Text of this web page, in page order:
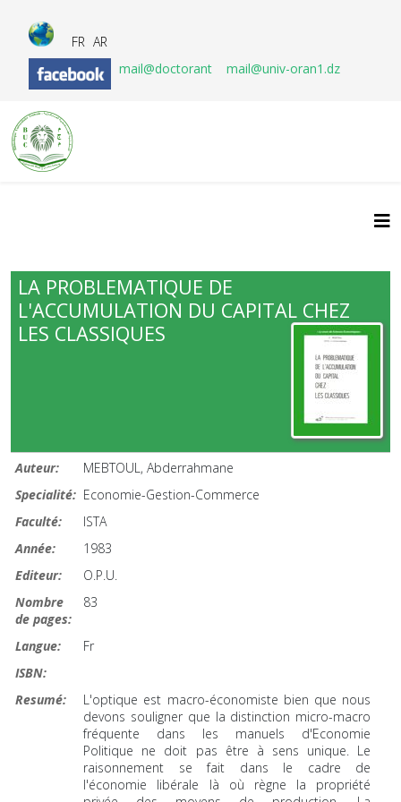
FR AR
mail@doctorant
mail@univ-oran1.dz
LA PROBLEMATIQUE DE
L'ACCUMULATION DU CAPITAL CHEZ
LES CLASSIQUES
Auteur:
MEBTOUL, Abderrahmane
Specialité: Economie-Gestion-Commerce
Faculté:
ISTA
Année:
1983
Editeur:
O.P.U.
Nombre
de pages:
83
Langue:
Fr
ISBN:
Resumé:
L'optique est macro-économiste bien que nous
devons souligner que la distinction micro-macro
fréquente dans les manuels d'Economie
Politique ne doit pas être à sens unique. Le
raisonnement se fait dans le cadre de
l'économie libérale là où règne la propriété